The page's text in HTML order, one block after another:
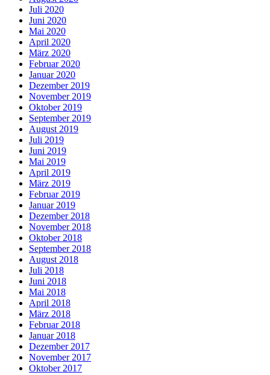
Juli 2020
Juni 2020
Mai 2020
April 2020
März 2020
Februar 2020
Januar 2020
Dezember 2019
November 2019
Oktober 2019
September 2019
August 2019
Juli 2019
Juni 2019
Mai 2019
April 2019
März 2019
Februar 2019
Januar 2019
Dezember 2018
November 2018
Oktober 2018
September 2018
August 2018
Juli 2018
Juni 2018
Mai 2018
April 2018
März 2018
Februar 2018
Januar 2018
Dezember 2017
November 2017
Oktober 2017